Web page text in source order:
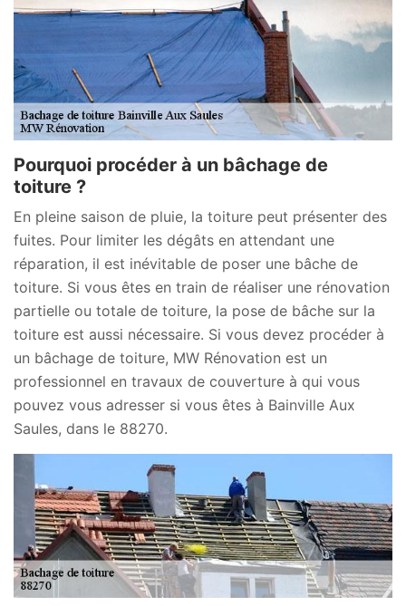
Pourquoi procéder à un bâchage de
toiture ?
En pleine saison de pluie, la toiture peut présenter des
fuites. Pour limiter les dégâts en attendant une
réparation, il est inévitable de poser une bâche de
toiture. Si vous êtes en train de réaliser une rénovation
partielle ou totale de toiture, la pose de bâche sur la
toiture est aussi nécessaire. Si vous devez procéder à
un bâchage de toiture, MW Rénovation est un
professionnel en travaux de couverture à qui vous
pouvez vous adresser si vous êtes à Bainville Aux
Saules, dans le 88270.